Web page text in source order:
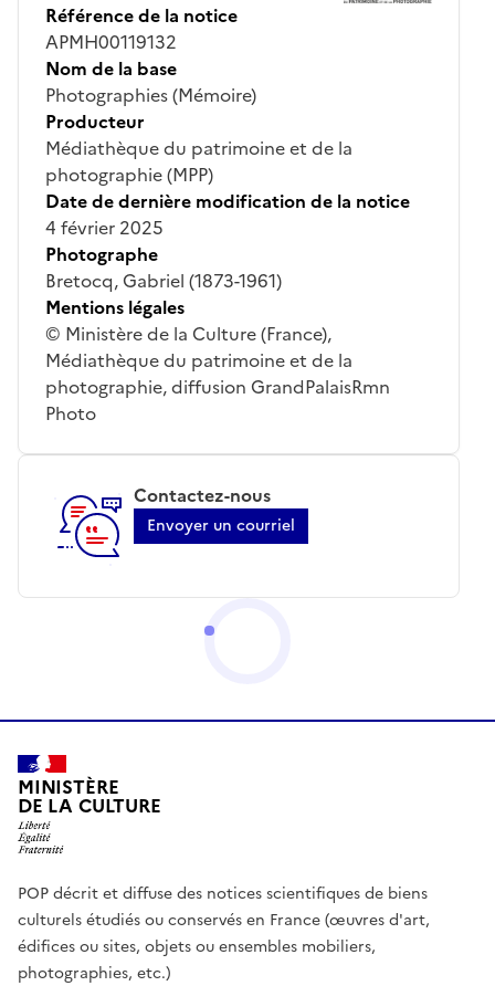
Référence de la notice
APMH00119132
Nom de la base
Photographies (Mémoire)
Producteur
Médiathèque du patrimoine et de la
photographie (MPP)
Date de dernière modification de la notice
4 février 2025
Photographe
Bretocq, Gabriel (1873-1961)
Mentions légales
© Ministère de la Culture (France),
Médiathèque du patrimoine et de la
photographie, diffusion GrandPalaisRmn
Photo
Contactez-nous
Envoyer un courriel
MINISTÈRE
DE LA CULTURE
POP décrit et diffuse des notices scientifiques de biens
culturels étudiés ou conservés en France (œuvres d'art,
édifices ou sites, objets ou ensembles mobiliers,
photographies, etc.)